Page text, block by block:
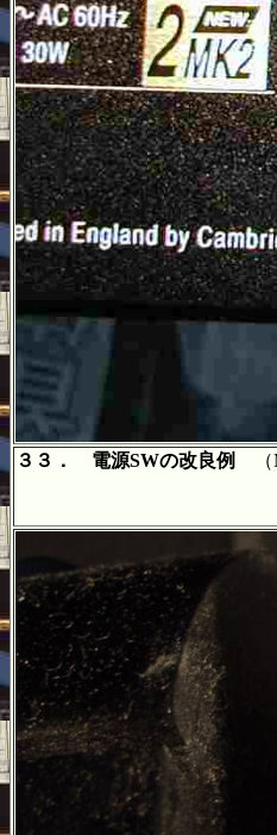
３３． 電源SWの改良例
（
修理前、この小さ